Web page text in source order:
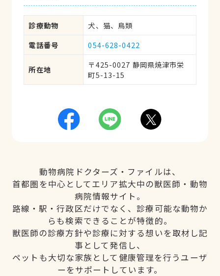
診療動物
犬、猫、鳥類
電話番号
054-628-0422
所在地
〒425-0027 静岡県焼津市栄
町5-13-15
動物病院ドクターズ・ファイルは、
首都圏を中心としてエリア拡大中の獣医師・動物
病院情報サイト。
路線・駅・行政区だけでなく、診療可能な動物か
らも検索できることが特徴的。
獣医師の診療方針や診療に対する想いを取材し記
事として発信し、
ペットも大切な家族として健康管理を行うユーザ
ーをサポートしています。